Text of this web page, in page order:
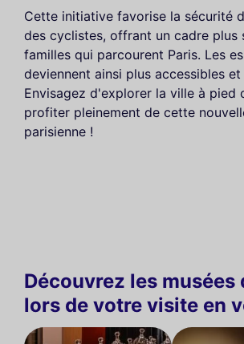
Cette initiative favorise la sécurité
des cyclistes, offrant un cadre plus
familles qui parcourent Paris. Les
deviennent ainsi plus accessibles
Envisagez d'explorer la ville à pied
profiter pleinement de cette
parisienne !
Découvrez les musées
lors de votre visite en